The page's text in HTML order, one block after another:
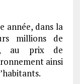
année, dans la
millions de
au prix de
ainsi